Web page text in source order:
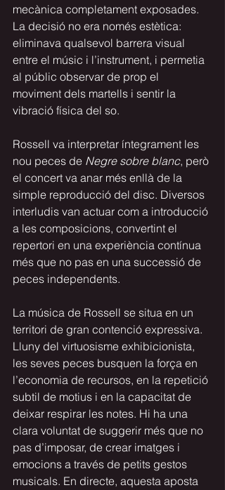
mecànica completament exposades.
La decisió no era només estètica:
eliminava qualsevol barrera visual
entre el músic i l’instrument, i permetia
al públic observar de prop el
moviment dels martells i sentir la
vibració física del so.
Rossell va interpretar íntegrament les
nou peces de Negre sobre blanc, però
el concert va anar més enllà de la
simple reproducció del disc. Diversos
interludis van actuar com a introducció
a les composicions, convertint el
repertori en una experiència contínua
més que no pas en una successió de
peces independents.
La música de Rossell se situa en un
territori de gran contenció expressiva.
Lluny del virtuosisme exhibicionista,
les seves peces busquen la força en
l’economia de recursos, en la repetició
subtil de motius i en la capacitat de
deixar respirar les notes. Hi ha una
clara voluntat de suggerir més que no
pas d’imposar, de crear imatges i
emocions a través de petits gestos
musicals. En directe, aquesta aposta